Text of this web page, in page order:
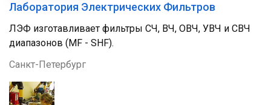
Лаборатория Электрических Фильтров
ЛЭФ изготавливает фильтры СЧ, ВЧ, ОВЧ, УВЧ и СВЧ
диапазонов (MF - SHF).
Санкт-Петербург